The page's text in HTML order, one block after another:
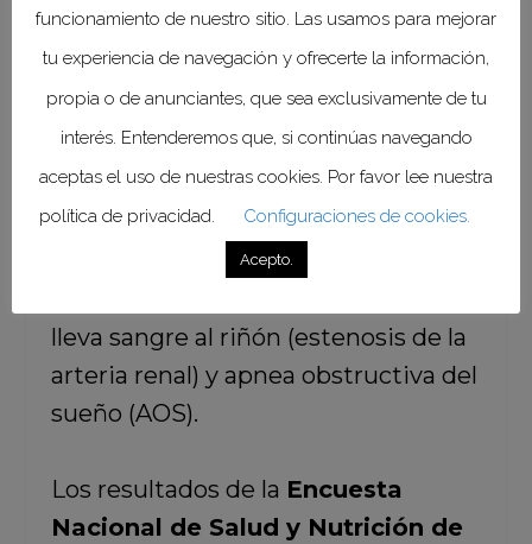
anticonceptivas, pastillas para
adelgazar, algunos medicamentos
para el resfriado, fármacos para la
migraña, corticosteroides, algunos
antipsicóticos y ciertos
medicamentos utilizados para el
tratamiento del cáncer, el
lleva sangre al riñón (estenosis de la
arteria renal) y apnea obstructiva del
sueño (AOS).
Los resultados de la Encuesta
Nacional de Salud y Nutrición de
funcionamiento de nuestro sitio. Las usamos para mejorar
tu experiencia de navegación y ofrecerte la información,
propia o de anunciantes, que sea exclusivamente de tu
interés. Entenderemos que, si continúas navegando
aceptas el uso de nuestras cookies. Por favor lee nuestra
política de privacidad.
Configuraciones de cookies.
Acepto.